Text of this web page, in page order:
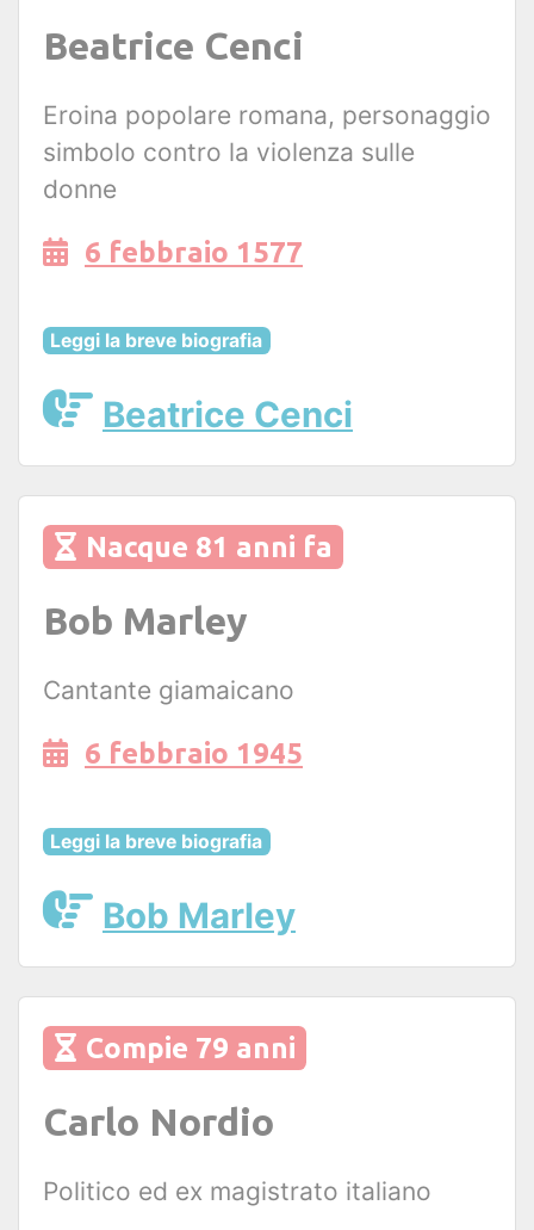
Beatrice Cenci
Eroina popolare romana, personaggio
simbolo contro la violenza sulle
donne
6 febbraio 1577
Leggi la breve biografia
Beatrice Cenci
Nacque 81 anni fa
Bob Marley
Cantante giamaicano
6 febbraio 1945
Leggi la breve biografia
Bob Marley
Compie 79 anni
Carlo Nordio
Politico ed ex magistrato italiano